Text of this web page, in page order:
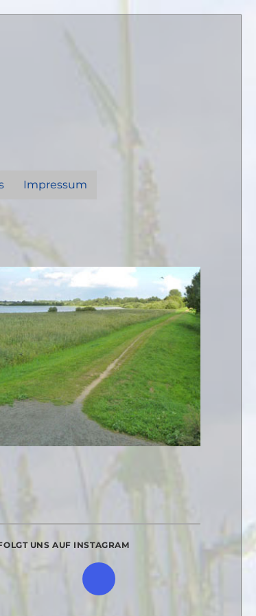
Impressum
UNS AUF INSTAGRAM